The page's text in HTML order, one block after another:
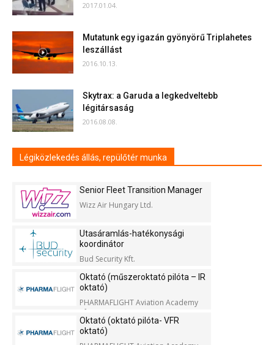
2017.01.04.
Mutatunk egy igazán gyönyörű Triplahetes
leszállást
2016.10.13.
Skytrax: a Garuda a legkedveltebb
légitársaság
2016.08.08.
Légiközlekedés állás, repülőtér munka
Senior Fleet Transition Manager
Wizz Air Hungary Ltd.
Utasáramlás-hatékonysági
koordinátor
Bud Security Kft.
Oktató (műszeroktató pilóta – IR
oktató)
PHARMAFLIGHT Aviation Academy
Kft.
Oktató (oktató pilóta- VFR
oktató)